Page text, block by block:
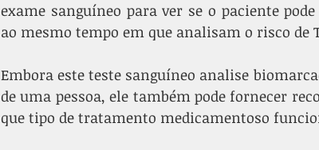
exame sanguíneo para ver se o paciente
ao mesmo tempo em que analisam o risco de
Embora este teste sanguíneo analise
de uma pessoa, ele também pode fornecer
que tipo de tratamento medicamentoso